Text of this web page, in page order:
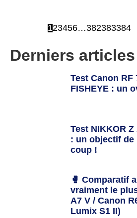
123456…382383384
Derniers articles
Test Canon RF
FISHEYE : un
Test NIKKOR Z
: un objectif
coup !
🥊 Comparatif
vraiment le
A7 V / Canon
Lumix S1 II)